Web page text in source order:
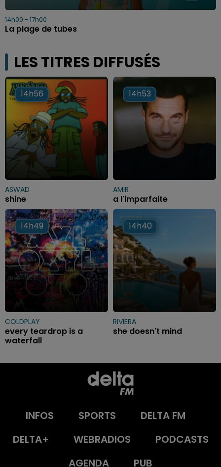
14h00 - 17h00
La plage de tubes
LES TITRES DIFFUSÉS
14h56
14h56
ASWAD
shine
14h53
14h53
AMIR
a l'imparfaite
14h49
14h49
COLDPLAY
every teardrop is a
waterfall
14h40
14h40
RIVIERA
she doesn't mind
INFOS SPORTS
DELTA FM
DELTA+
WEBRADIOS
PODCASTS
AGENDA
PUB